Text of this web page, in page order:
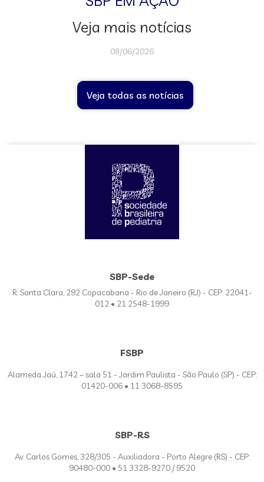
Veja mais notícias
08/06/2026
Veja todas as notícias
SBP-Sede
R. Santa Clara, 292 Copacabana - Rio de Janeiro (RJ) - CEP: 22041-
012 • 21 2548-1999
FSBP
Alameda Jaú, 1742 – sala 51 - Jardim Paulista - São Paulo (SP) - CEP:
01420-006 • 11 3068-8595
SBP-RS
Av. Carlos Gomes, 328/305 - Auxiliadora - Porto Alegre (RS) - CEP:
90480-000 • 51 3328-9270 / 9520